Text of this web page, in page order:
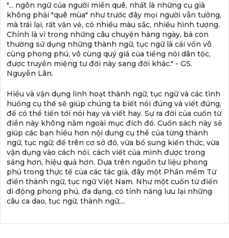
"... ngôn ngữ của người miền quê, nhất là những cụ già
không phải "quê mùa" như trước đây mọi người vẫn tưởng,
mà trái lại, rất văn vẻ, có nhiều màu sắc, nhiều hình tượng.
Chính là vì trong những câu chuyện hàng ngày, bà con
thường sử dụng những thành ngữ, tục ngữ là cái vốn vô
cùng phong phú, vô cùng quý giá của tiếng nói dân tộc,
được truyền miệng tư đời này sang đời khác." - GS.
Nguyễn Lân.
Hiểu và vận dụng linh hoạt thành ngữ, tục ngữ và các tình
huống cụ thể sẽ giúp chúng ta biết nói đúng và viết đúng,
để có thể tiến tới nói hay và viết hay. Sự ra đời của cuốn từ
điển này không nằm ngoài mục đích đó. Cuốn sách này sẽ
giúp các bạn hiểu hơn nội dung cụ thể của từng thành
ngữ, tục ngữ; để trên cơ sở đó, vừa bổ sung kiến thức, vừa
vận dụng vào cách nói, cách viết của mình được trong
sáng hơn, hiệu quả hơn. Dựa trên nguồn tư liệu phong
phú trong thực tế của các tác giả, đây một Phần mềm Từ
điển thành ngữ, tục ngữ Việt Nam. Như một cuốn từ điển
di động phong phú, đa dạng, có tính năng lưu lại những
câu ca dao, tục ngữ, thành ngữ,...